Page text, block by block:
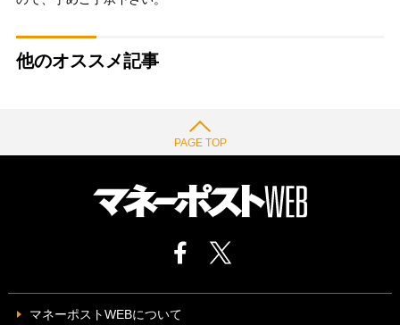
他のオススメ記事
PAGE TOP
マネーポストWEBについて